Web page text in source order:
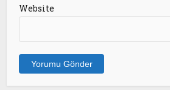
Website